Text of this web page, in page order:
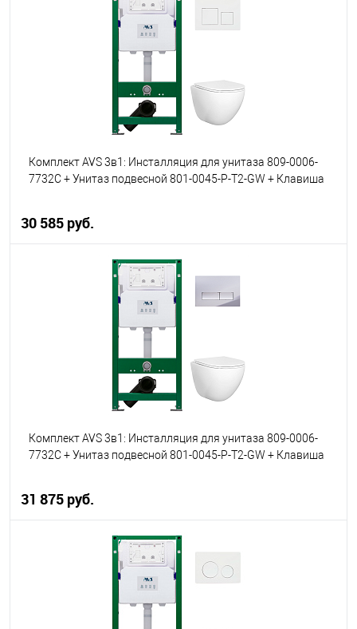
В наличии
Комплект AVS 3в1: Инсталляция для унитаза 809-0006-
7732C + Унитаз подвесной 801-0045-P-T2-GW + Клавиша
30 585 руб.
В корзину
В наличии
Комплект AVS 3в1: Инсталляция для унитаза 809-0006-
7732C + Унитаз подвесной 801-0045-P-T2-GW + Клавиша
31 875 руб.
В корзину
В наличии